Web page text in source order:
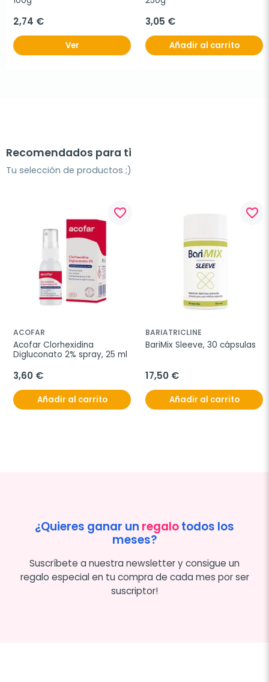
2,74 €
Ver
3,05 €
Añadir al carrito
Recomendados para ti
Tu selección de productos ;)
favorite_border
ACOFAR
Acofar Clorhexidina
Digluconato 2% spray, 25 ml
3,60 €
Añadir al carrito
favorite_border
BARIATRICLINE
BariMix Sleeve, 30 cápsulas
17,50 €
Añadir al carrito
¿Quieres ganar un regalotodos los
meses?
Suscríbete a nuestra newsletter y consigue un
regalo especial en tu compra de cada mes por ser
suscriptor!